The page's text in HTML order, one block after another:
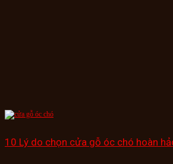
10 Lý do chọn cửa gỗ óc chó hoàn